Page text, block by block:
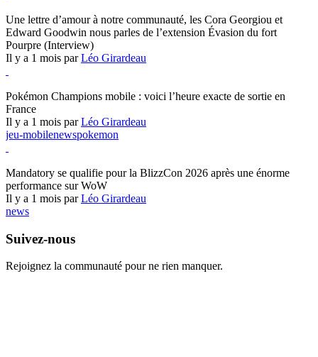
Une lettre d’amour à notre communauté, les Cora Georgiou et
Edward Goodwin nous parles de l’extension Évasion du fort
Pourpre (Interview)
Il y a 1 mois parLéo Girardeau
Pokémon Champions mobile : voici l’heure exacte de sortie en
France
Il y a 1 mois parLéo Girardeau
jeu-mobilenewspokemon
Mandatory se qualifie pour la BlizzCon 2026 après une énorme
performance sur WoW
Il y a 1 mois parLéo Girardeau
news
Suivez-nous
Rejoignez la communauté pour ne rien manquer.